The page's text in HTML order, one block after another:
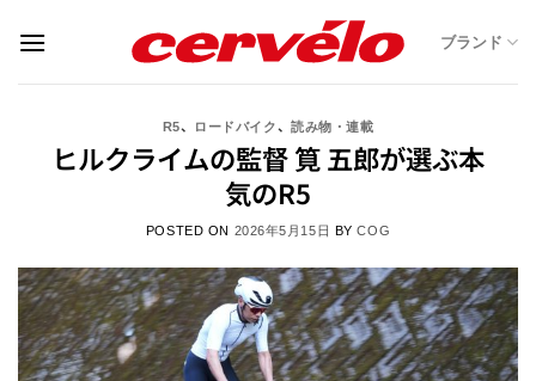
ブランド
R5、 ロードバイク、読み物・連載
ヒルクライムの監督 筧 五郎が選ぶ本
気のR5
POSTED ON 2026年5月15日 BYCOG